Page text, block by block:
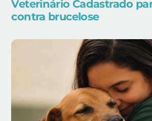
Veterinário Cadastrado
contra brucelose